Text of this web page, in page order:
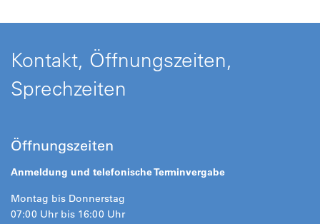
Kontakt, Öffnungszeiten,
Sprechzeiten
Öffnungszeiten
Anmeldung und telefonische Terminvergabe
Montag bis Donnerstag
07:00 Uhr bis 16:00 Uhr